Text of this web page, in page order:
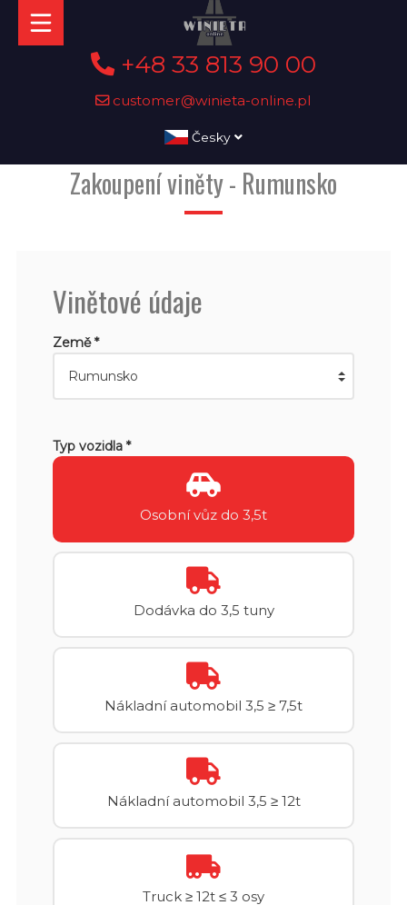
+48 33 813 90 00
customer@winieta-online.pl
Česky
Zakoupení viněty - Rumunsko
Vinětové údaje
Země *
Typ vozidla *
Osobní vůz do 3,5t
Dodávka do 3,5 tuny
Nákladní automobil 3,5 ≥ 7,5t
Nákladní automobil 3,5 ≥ 12t
Truck ≥ 12t ≤ 3 osy